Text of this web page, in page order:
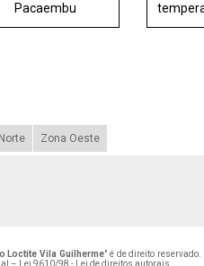
Pacaembu
Zona Oeste
Loctite Vila Guilherme" é de direito
–
Lei 9610/98 - Lei de direitos autorais